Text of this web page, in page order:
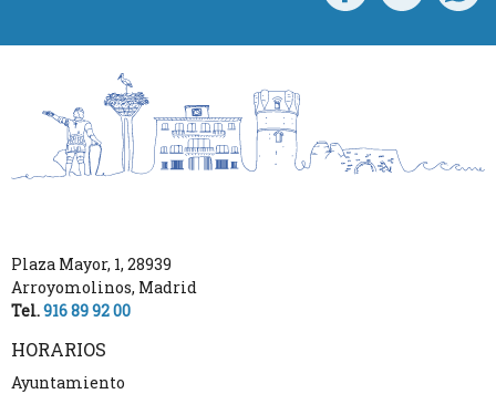
Plaza Mayor, 1, 28939
Arroyomolinos, Madrid
Tel.916 89 92 00
HORARIOS
Ayuntamiento